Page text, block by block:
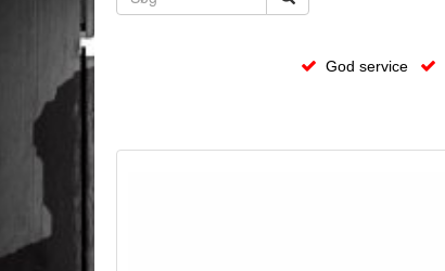
God service